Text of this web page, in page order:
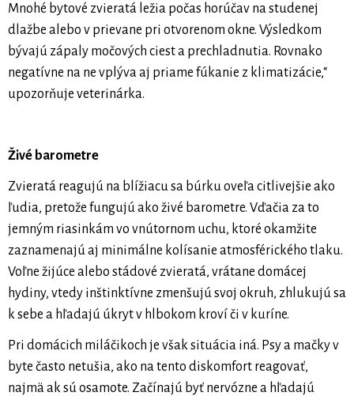
Mnohé bytové zvieratá ležia počas horúčav na studenej
dlažbe alebo v prievane pri otvorenom okne. Výsledkom
bývajú zápaly močových ciest a prechladnutia. Rovnako
negatívne na ne vplýva aj priame fúkanie z klimatizácie,“
upozorňuje veterinárka.
Živé barometre
Zvieratá reagujú na blížiacu sa búrku oveľa citlivejšie ako
ľudia, pretože fungujú ako živé barometre. Vďačia za to
jemným riasinkám vo vnútornom uchu, ktoré okamžite
zaznamenajú aj minimálne kolísanie atmosférického tlaku.
Voľne žijúce alebo stádové zvieratá, vrátane domácej
hydiny, vtedy inštinktívne zmenšujú svoj okruh, zhlukujú sa
k sebe a hľadajú úkryt v hlbokom kroví či v kuríne.
Pri domácich miláčikoch je však situácia iná. Psy a mačky v
byte často netušia, ako na tento diskomfort reagovať,
najmä ak sú osamote. Začínajú byť nervózne a hľadajú